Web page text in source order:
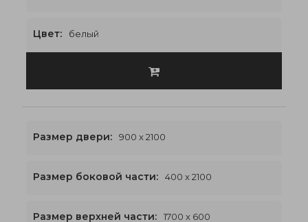
Цвет: белый
Размер двери: 900 x 2100
Размер боковой части: 400 x 2100
Размер верхней части: 1700 x 600